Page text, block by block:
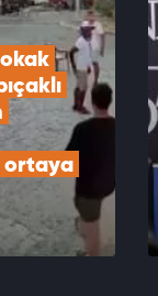
ortaya